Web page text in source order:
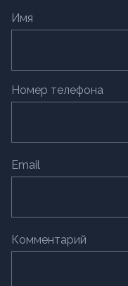
Имя
Номер телефона
Email
Комментарий